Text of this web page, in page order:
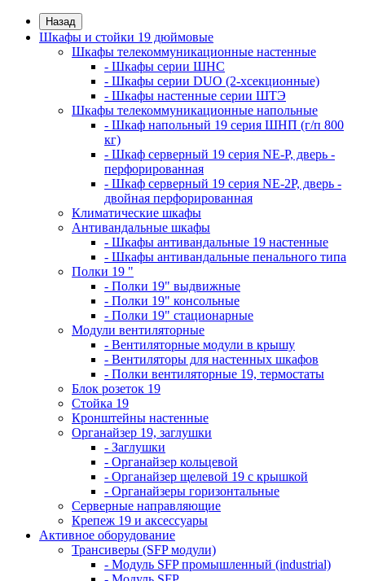
Назад
Шкафы и стойки 19 дюймовые
Шкафы телекоммуникационные настенные
- Шкафы серии ШНС
- Шкафы серии DUO (2-хсекционные)
- Шкафы настенные серии ШТЭ
Шкафы телекоммуникационные напольные
- Шкаф напольный 19 серия ШНП (г/п 800
кг)
- Шкаф серверный 19 серия NE-P, дверь -
перфорированная
- Шкаф серверный 19 серия NE-2P, дверь -
двойная перфорированная
Климатические шкафы
Антивандальные шкафы
- Шкафы антивандальные 19 настенные
- Шкафы антивандальные пенального типа
Полки 19 "
- Полки 19" выдвижные
- Полки 19" консольные
- Полки 19" стационарные
Модули вентиляторные
- Вентиляторные модули в крышу
- Вентиляторы для настенных шкафов
- Полки вентиляторные 19, термостаты
Блок розеток 19
Стойка 19
Кронштейны настенные
Органайзер 19, заглушки
- Заглушки
- Органайзер кольцевой
- Органайзер щелевой 19 с крышкой
- Органайзеры горизонтальные
Серверные направляющие
Крепеж 19 и аксессуары
Активное оборудование
Трансиверы (SFP модули)
- Модуль SFP промышленный (industrial)